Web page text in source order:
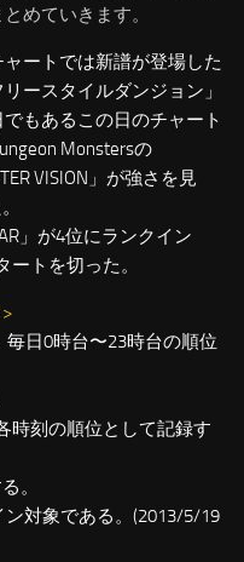
めていきます。
ートでは新譜が登場した
ースタイルダンジョン」
もあるこの日のチャート
Monstersの
VISION」が強さを見
」が4位にランクイン
トを切った。
毎日0時台〜23時台の順位
時刻の順位として記録す
。
ン対象である。(2013/5/19